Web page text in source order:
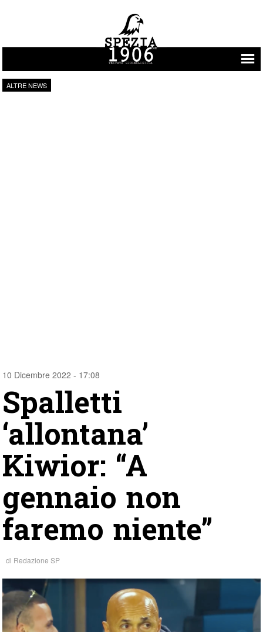
Vai al contenuto
ALTRE NEWS
10 Dicembre 2022 - 17:08
Spalletti
‘allontana’
Kiwior: “A
gennaio non
faremo niente”
di Redazione SP